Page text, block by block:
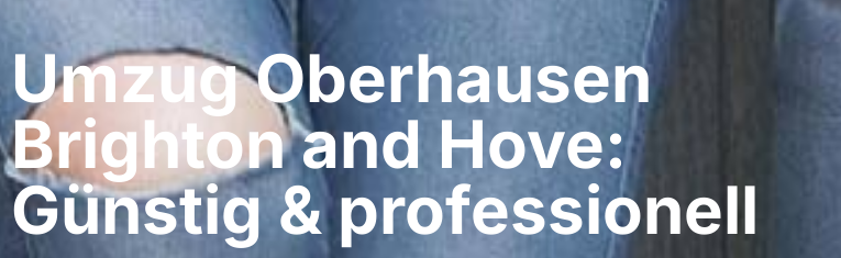
Umzug Oberhausen​
Brighton and Hove:
Günstig & professionell​